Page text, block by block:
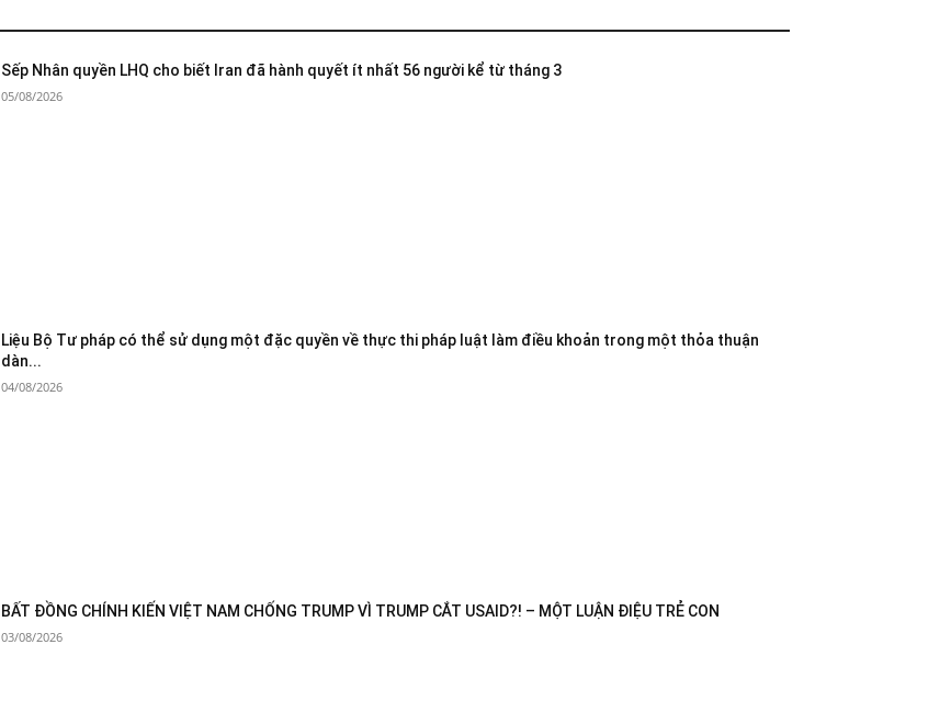
Sếp Nhân quyền LHQ cho biết Iran đã hành quyết ít nhất 56 người kể từ tháng 3
05/08/2026
Liệu Bộ Tư pháp có thể sử dụng một đặc quyền về thực thi pháp luật làm điều khoản trong một thỏa thuận
dàn...
04/08/2026
BẤT ĐỒNG CHÍNH KIẾN VIỆT NAM CHỐNG TRUMP VÌ TRUMP CẮT USAID?! – MỘT LUẬN ĐIỆU TRẺ CON
03/08/2026